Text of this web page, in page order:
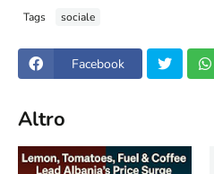
Tags sociale
Facebook
Altro